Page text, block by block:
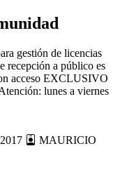
gestión de licencias
recepción a público es
acceso EXCLUSIVO
lunes a viernes
MAURICIO